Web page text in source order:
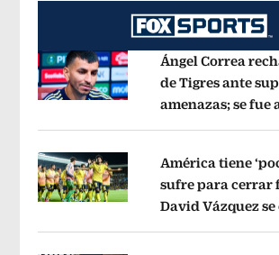
Opens in new window
Ángel Correa
de Tigres ante
amenazas; se fue
Opens in new window
América tiene
sufre para cerrar
David Vázquez